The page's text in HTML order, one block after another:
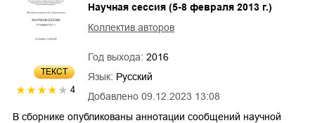
ТЕКСТ
4
Добавлено 09.12.2023 13:08
Научная сессия (5-8 февраля 2013 г.)
Коллектив авторов
Год выхода: 2016
Язык: Русский
В сборнике опубликованы аннотации сообщений научной